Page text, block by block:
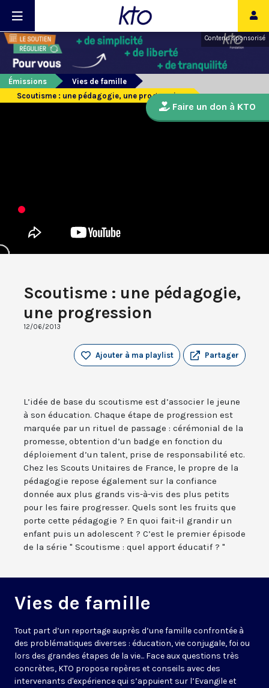
Contenu sponsorisé
Émissions
Vies de famille
Scoutisme : une pédagogie, une progression
Scoutisme : une pédagogie,
une progression
12/06/2013
Partager
Ajouter à ma playlist
L’idée de base du scoutisme est d’associer le jeune
à son éducation. Chaque étape de progression est
marquée par un rituel de passage : cérémonial de la
promesse, obtention d’un badge en fonction du
déploiement d’un talent, prise de responsabilité etc.
Chez les Scouts Unitaires de France, le propre de la
pédagogie repose également sur la confiance
donnée aux plus grands vis-à-vis des plus petits
pour les faire progresser. Quels sont les fruits que
porte cette pédagogie ? En quoi fait-il grandir un
enfant puis un adolescent ? C’est le premier épisode
de la série " Scoutisme : quel apport éducatif ? "
Vies de famille
Tout part d’un reportage auprès d’une famille confrontée à
des problématiques diverses : éducation, vie conjugale, foi ou
lors des grandes étapes de la vie... Face aux questions très
concrètes, KTO propose repères et conseils avec des
intervenants d'expérience qui s’appuient sur l’Evangile et
Faire un don à KTO